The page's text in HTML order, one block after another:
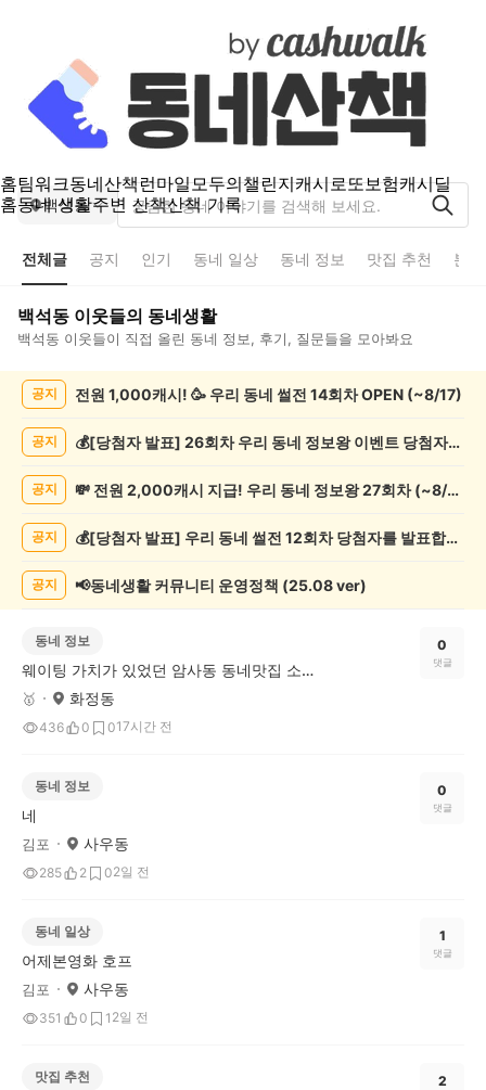
홈팀워크동네산책런마일모두의챌린지캐시로또보험캐시딜
홈동네 생활주변 산책산책 기록
백석동
전체글 공지 인기 동네 일상 동네 정보 맛집 추천 분
백석동 이웃들의 동네생활
백석동 이웃들이 직접 올린 동네 정보, 후기, 질문들을 모아봐요
공지 전원 1,000캐시! 🥳 우리 동네 썰전 14회차 OPEN (~8/17)
공지 💰[당첨자 발표] 26회차 우리 동네 정보왕 이벤트 당첨자를 발표합니다!
공지 💸 전원 2,000캐시 지급! 우리 동네 정보왕 27회차 (~8/10)
공지 💰[당첨자 발표] 우리 동네 썰전 12회차 당첨자를 발표합니다!
공지 📢동네생활 커뮤니티 운영정책 (25.08 ver)
동네 정보
웨이팅 가치가 있었던 암사동 동네맛집 소원이네조개불고기
🥇 화정동
436 0 017시간 전
0
댓글
동네 정보
네
김포 사우동
285 2 02일 전
0
댓글
동네 일상
어제본영화 호프
김포 사우동
351 0 1 2일 전
1
댓글
맛집 추천 2